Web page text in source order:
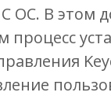
ОС. В этом
процесс